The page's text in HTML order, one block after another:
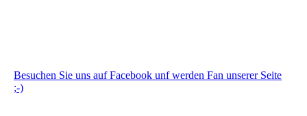
Besuchen Sie uns auf Facebook unf werden Fan unserer Seite
;-)